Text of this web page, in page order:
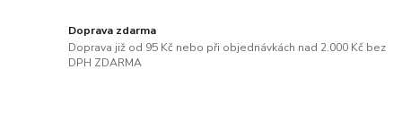
Doprava zdarma
Doprava již od 95 Kč nebo při objednávkách nad 2.000 Kč bez
DPH ZDARMA